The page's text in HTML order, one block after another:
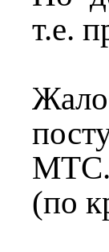
т.е.
МТС.
(по